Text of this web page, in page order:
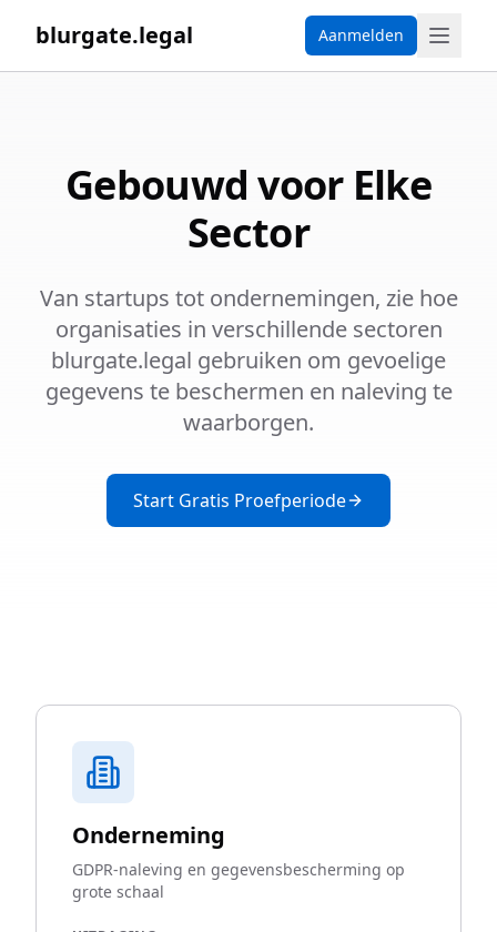
blurgate.legal Aanmelden
Gebouwd voor Elke
Sector
Van startups tot ondernemingen, zie hoe
organisaties in verschillende sectoren
blurgate.legal gebruiken om gevoelige
gegevens te beschermen en naleving te
waarborgen.
Start Gratis Proefperiode
Onderneming
GDPR-naleving en gegevensbescherming op
grote schaal